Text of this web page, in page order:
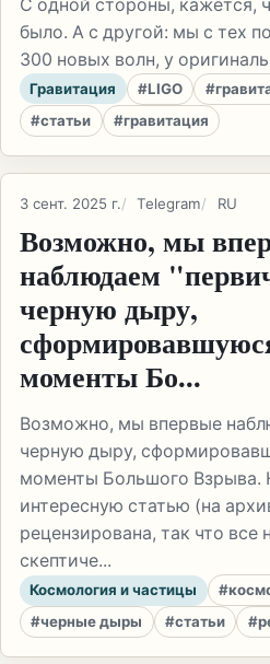
С одной стороны, кажется,
было. А с другой: мы с тех
300 новых волн, у
Гравитация #LIGO
#статьи
#гравитация
3 сент. 2025 г. Telegram RU
Возможно, мы
наблюдаем
черную дыру,
моменты Бо...
Возможно, мы впервые
черную дыру,
моменты Большого Взрыва.
интересную статью (на
рецензирована, так что все
скептиче...
Космология и частицы
#черные дыры
#статьи